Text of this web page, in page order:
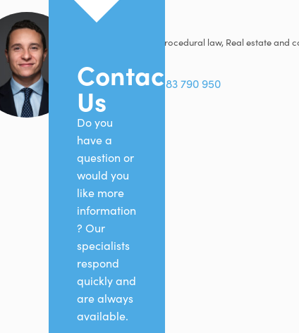
Oscar
Corporate law, Procedural law, Real estate and
Utrecht
+31 (0)6 - 83 790 950
Contact
Us
Do you
have a
question or
would you
like more
information
? Our
specialists
respond
quickly and
are always
available.